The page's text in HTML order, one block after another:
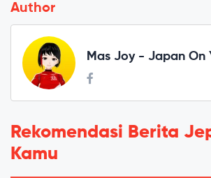
Author
Mas Joy - Japan On
Rekomendasi Berita
Kamu